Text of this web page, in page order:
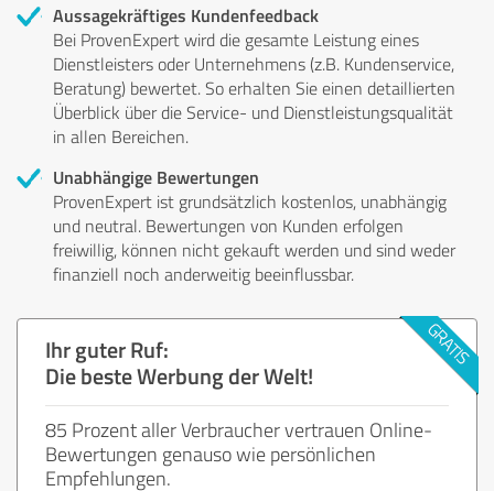
Aussagekräftiges Kundenfeedback
Bei ProvenExpert wird die gesamte Leistung eines
Dienstleisters oder Unternehmens (z.B. Kundenservice,
Beratung) bewertet. So erhalten Sie einen detaillierten
Überblick über die Service- und Dienstleistungsqualität
in allen Bereichen.
Unabhängige Bewertungen
ProvenExpert ist grundsätzlich kostenlos, unabhängig
und neutral. Bewertungen von Kunden erfolgen
freiwillig, können nicht gekauft werden und sind weder
finanziell noch anderweitig beeinflussbar.
Ihr guter Ruf:
Die beste Werbung der Welt!
85 Prozent aller Verbraucher vertrauen Online-
Bewertungen genauso wie persönlichen
Empfehlungen.